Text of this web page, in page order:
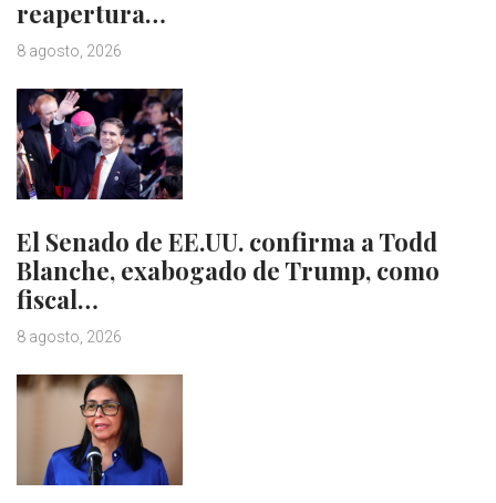
reapertura…
8 agosto, 2026
El Senado de EE.UU. confirma a Todd
Blanche, exabogado de Trump, como
fiscal…
8 agosto, 2026